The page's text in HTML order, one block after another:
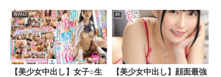
作品61人！完全ノーカット
2285分38時間超え収録！
りん
WANZ
【美少女中出し】女子○生
4K
【美少女中出し】顔面最強